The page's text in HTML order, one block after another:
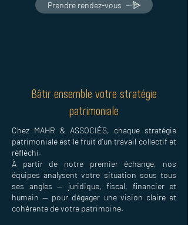
Prendre rendez-vous
Bâtir ensemble votre stratégie
patrimoniale
Chez MAHR & ASSOCIÉS, chaque stratégie
patrimoniale est le fruit d’un travail collectif et
réfléchi.
À partir de notre premier échange, nos
équipes analysent votre situation sous tous
ses angles — juridique, fiscal, financier et
humain — pour dégager une vision claire et
cohérente de votre patrimoine.